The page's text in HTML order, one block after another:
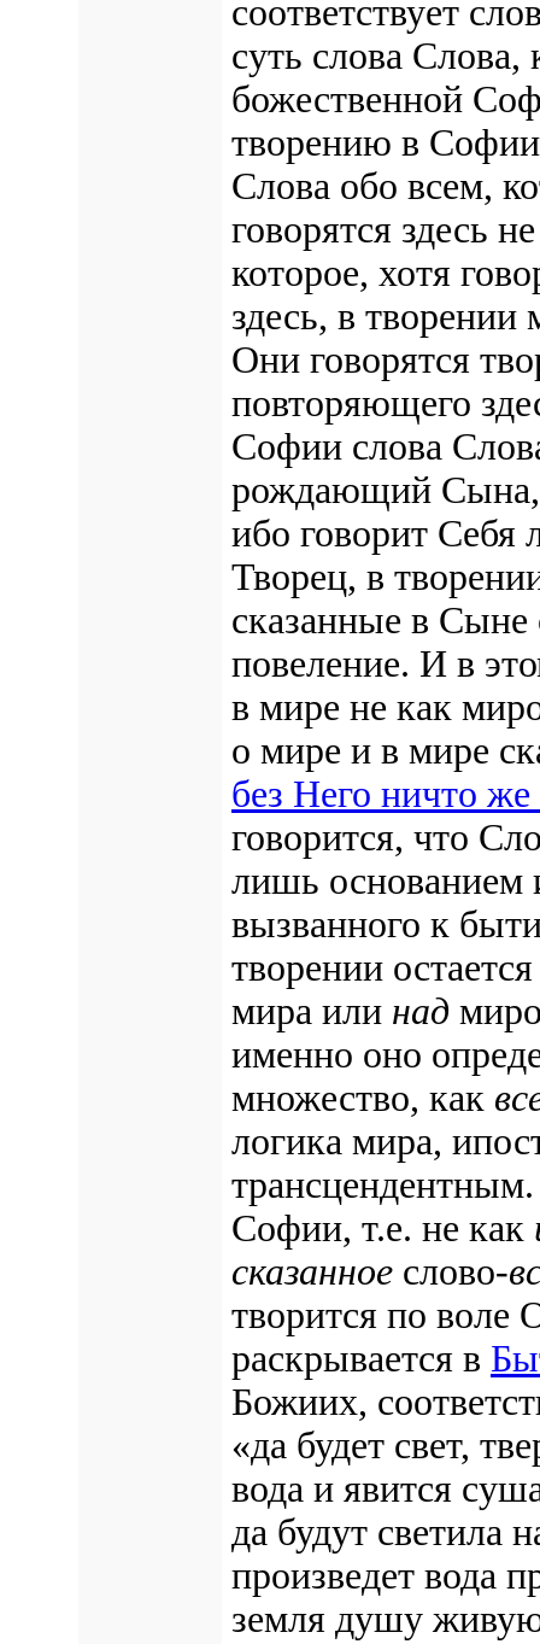
соответствует
суть слова Слова,
божественной
творению в Софии
Слова обо всем,
говорятся здесь
которое, хотя
здесь, в творении
Они говорятся
повторяющего
Софии слова
рождающий Сына,
ибо говорит
Творец, в
сказанные в Сыне
повеление. И в
в мире не как
о мире и в мире
без Него ничто
говорится, что
лишь основанием
вызванного к
творении
мира или над
именно оно
множество, как
логика мира,
Софии, т.е. не как
сказанное слово-
творится по
раскрывается в
Божиих,
«да будет свет,
вода и явится
да будут светила
произведет вода
земля душу